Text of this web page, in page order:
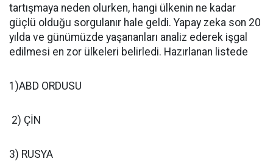
tartışmaya neden olurken, hangi ülkenin ne kadar
güçlü olduğu sorgulanır hale geldi. Yapay zeka son 20
yılda ve günümüzde yaşananları analiz ederek işgal
edilmesi en zor ülkeleri belirledi. Hazırlanan listede
1)ABD ORDUSU
2) ÇİN
3) RUSYA